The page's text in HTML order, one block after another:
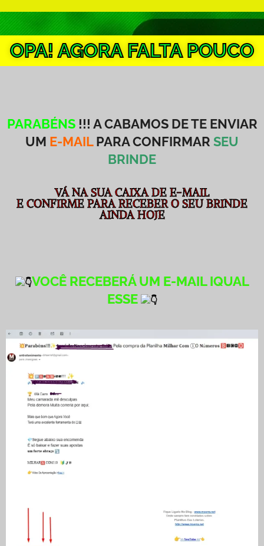
OPA! AGORA FALTA POUCO
PARABÉNS!!! A CABAMOS DE TE ENVIAR
UM E-MAILPARA CONFIRMAR SEU
BRINDE
VÁ NA SUA CAIXA DE E-MAIL
E CONFIRME PARA RECEBER O SEU BRINDE
AINDA HOJE
VOCÊ RECEBERÁ UM E-MAIL IQUAL
ESSE